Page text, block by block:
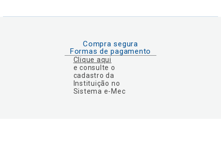
Compra segura
Formas de pagamento
Clique aqui
e consulte o
cadastro da
Instituição no
Sistema e-Mec